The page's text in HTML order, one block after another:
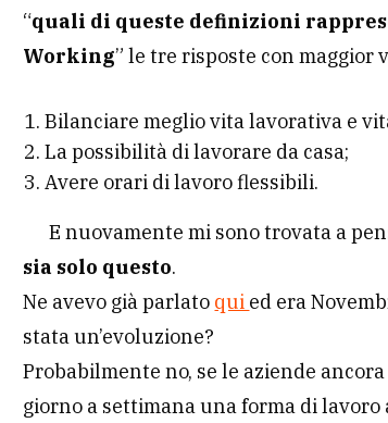
“quali di queste definizioni
Working” le tre risposte con maggior
Bilanciare meglio vita lavorativa e
La possibilità di lavorare da casa;
Avere orari di lavoro flessibili.
E nuovamente mi sono trovata a
sia solo questo.
Ne avevo già parlato qui ed era
stata un’evoluzione?
Probabilmente no, se le aziende
giorno a settimana una forma di lavoro